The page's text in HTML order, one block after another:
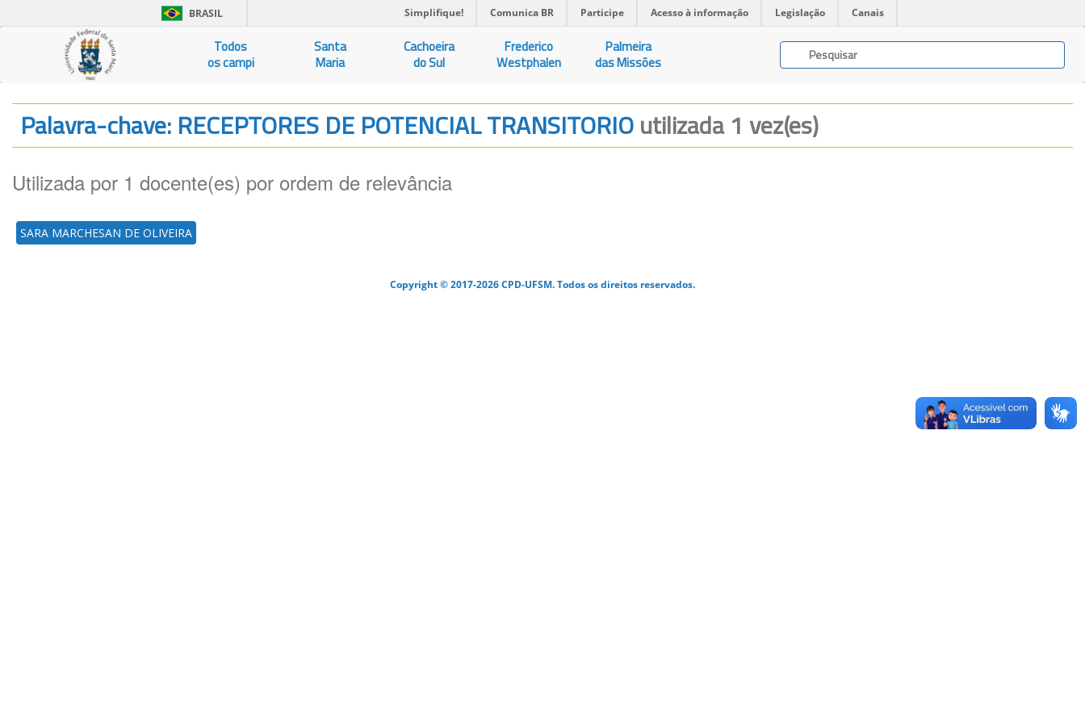
BRASIL Simplifique! Comunica BR Participe Acesso à informação Legislação Canais
Todos
os campi
Santa
Maria
Cachoeira
do Sul
Frederico
Westphalen
Palmeira
das Missões
Palavra-chave: RECEPTORES DE POTENCIAL TRANSITORIOutilizada 1 vez(es)
Utilizada por 1 docente(es) por ordem de relevância
SARA MARCHESAN DE OLIVEIRA
Copyright © 2017-2026 CPD-UFSM. Todos os direitos reservados.